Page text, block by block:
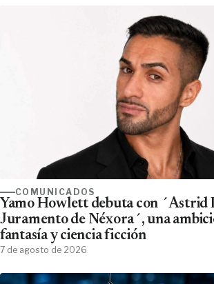
COMUNICADOS
Yamo Howlett debuta con ´Astrid
Juramento de Néxora´, una
fantasía y ciencia ficción
7 de agosto de 2026